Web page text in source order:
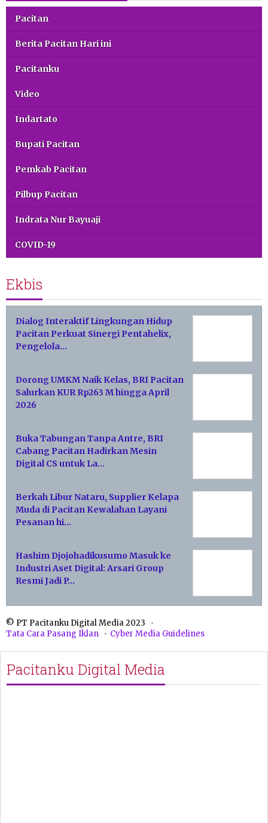
Pacitan
Berita Pacitan Hari ini
Pacitanku
Video
Indartato
Bupati Pacitan
Pemkab Pacitan
Pilbup Pacitan
Indrata Nur Bayuaji
COVID-19
Ekbis
Dialog Interaktif Lingkungan Hidup
Pacitan Perkuat Sinergi Pentahelix,
Pengelola…
Dorong UMKM Naik Kelas, BRI Pacitan
Salurkan KUR Rp263 M hingga April
2026
Buka Tabungan Tanpa Antre, BRI
Cabang Pacitan Hadirkan Mesin
Digital CS untuk La…
Berkah Libur Nataru, Supplier Kelapa
Muda di Pacitan Kewalahan Layani
Pesanan hi…
Hashim Djojohadikusumo Masuk ke
Industri Aset Digital: Arsari Group
Resmi Jadi P…
© PT Pacitanku Digital Media 2023
Tata Cara Pasang Iklan
Cyber Media Guidelines
Pacitanku Digital Media